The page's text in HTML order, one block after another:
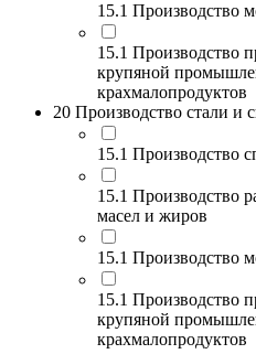
15.1 Производство
15.1 Производство
крупяной
крахмалопродуктов
20 Производство стали и
15.1 Производство
15.1 Производство
масел и жиров
15.1 Производство
15.1 Производство
крупяной
крахмалопродуктов